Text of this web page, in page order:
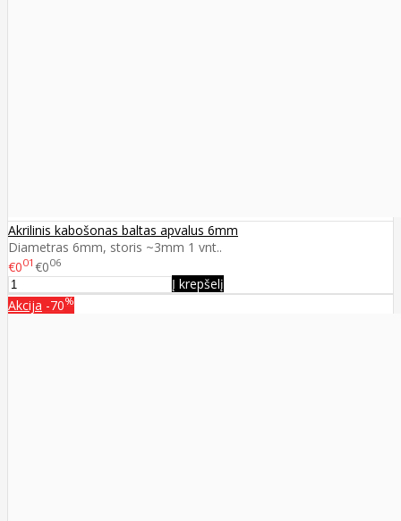
Akrilinis kabošonas baltas apvalus 6mm
Diametras 6mm, storis ~3mm 1 vnt..
€001 €006
Į krepšelį
Akcija -70%